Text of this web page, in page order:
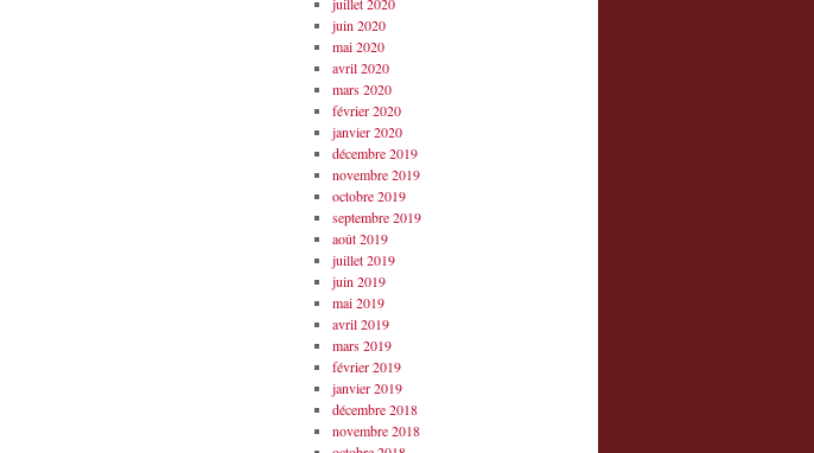
juin 2020
mai 2020
avril 2020
mars 2020
février 2020
janvier 2020
décembre 2019
novembre 2019
octobre 2019
septembre 2019
août 2019
juillet 2019
juin 2019
mai 2019
avril 2019
mars 2019
février 2019
janvier 2019
décembre 2018
novembre 2018